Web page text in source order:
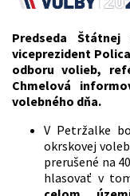
Predseda
viceprezident
odboru volieb,
Chmelová
volebného dňa.
V Petržalke
okrskovej
prerušené na
hlasovať v